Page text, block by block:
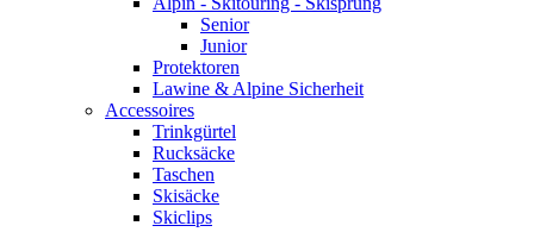
Senior
Junior
Protektoren
Lawine & Alpine Sicherheit
Accessoires
Trinkgürtel
Rucksäcke
Taschen
Skisäcke
Skiclips